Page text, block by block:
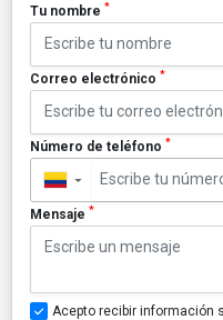
Tu nombre *
Correo electrónico *
Número de teléfono *
▼
Mensaje *
Acepto recibir información